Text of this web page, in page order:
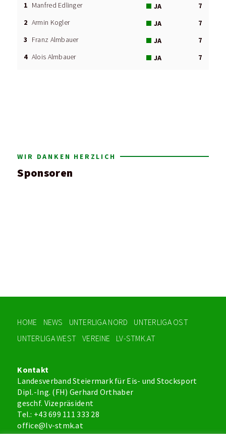
1 Manfred Edlinger JA
7
2 Armin Kogler JA
7
3
Franz Almbauer JA
7
4 Alois Almbauer JA 7
WIR DANKEN HERZLICH
Sponsoren
HOME NEWS UNTERLIGA NORD
UNTERLIGA OST
UNTERLIGA WEST
VEREINE LV-STMK.AT
Kontakt
Landesverband Steiermark für Eis- und Stocksport
Dipl.-Ing. (FH) Gerhard Orthaber
geschf. Vizepräsident
Tel.: +43 699 111 333 28
office@lv-stmk.at